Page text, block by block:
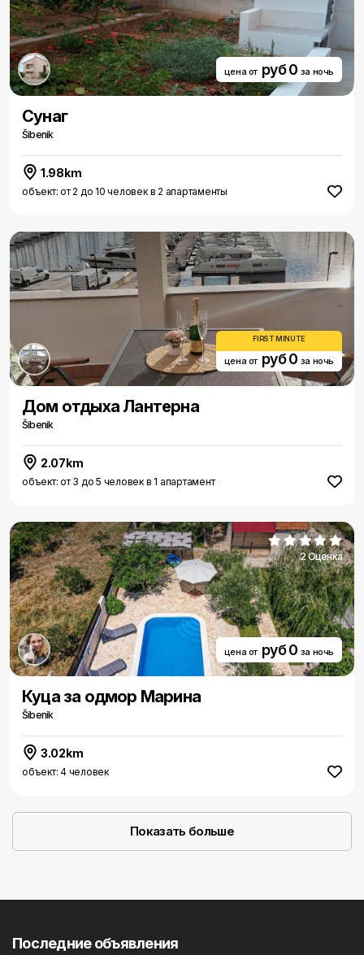
цена от руб 0 за ночь
Сунаг
Šibenik
1.98km
объект: от 2 до 10 человек в 2 апартаменты
FIRST MINUTE
цена от руб 0 за ночь
Дом отдыха Лантерна
Šibenik
2.07km
объект: от 3 до 5 человек в 1 апартамент
2 Оценка
цена от руб 0 за ночь
Куца за одмор Марина
Šibenik
3.02km
объект: 4 человек
Показать больше
Последние объявления